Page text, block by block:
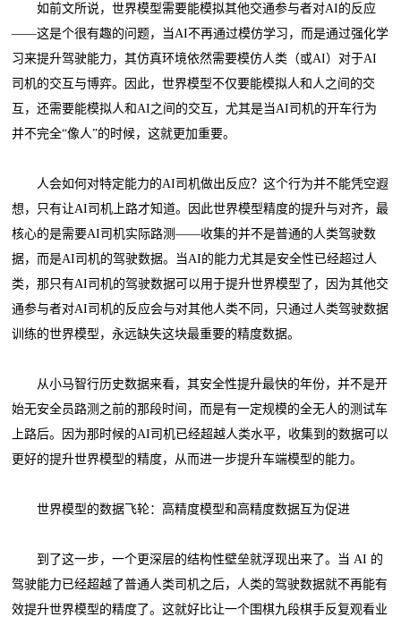
如前文所说，世界模型需要能模拟其他交通参与者对AI的反应
——这是个很有趣的问题，当AI不再通过模仿学习，而是通过强化学
习来提升驾驶能力，其仿真环境依然需要模仿人类（或AI）对于AI
司机的交互与博弈。因此，世界模型不仅要能模拟人和人之间的交
互，还需要能模拟人和AI之间的交互，尤其是当AI司机的开车行为
并不完全“像人”的时候，这就更加重要。
人会如何对特定能力的AI司机做出反应？这个行为并不能凭空遐
想，只有让AI司机上路才知道。因此世界模型精度的提升与对齐，最
核心的是需要AI司机实际路测——收集的并不是普通的人类驾驶数
据，而是AI司机的驾驶数据。当AI的能力尤其是安全性已经超过人
类，那只有AI司机的驾驶数据可以用于提升世界模型了，因为其他交
通参与者对AI司机的反应会与对其他人类不同，只通过人类驾驶数据
训练的世界模型，永远缺失这块最重要的精度数据。
从小马智行历史数据来看，其安全性提升最快的年份，并不是开
始无安全员路测之前的那段时间，而是有一定规模的全无人的测试车
上路后。因为那时候的AI司机已经超越人类水平，收集到的数据可以
更好的提升世界模型的精度，从而进一步提升车端模型的能力。
世界模型的数据飞轮：高精度模型和高精度数据互为促进
到了这一步，一个更深层的结构性壁垒就浮现出来了。当 AI 的
驾驶能力已经超越了普通人类司机之后，人类的驾驶数据就不再能有
效提升世界模型的精度了。这就好比让一个围棋九段棋手反复观看业